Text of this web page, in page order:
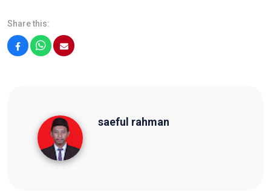
Share this:
saeful rahman